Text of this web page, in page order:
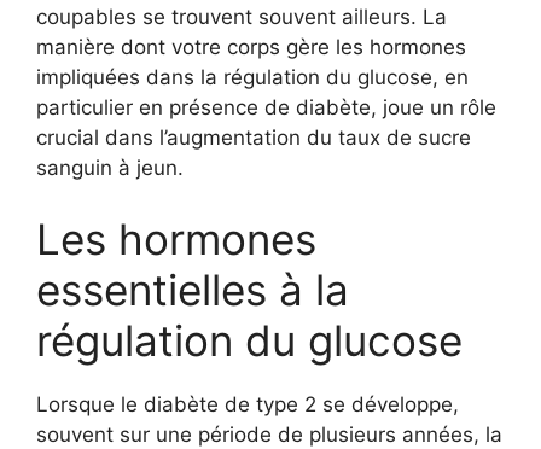
coupables se trouvent souvent ailleurs. La
manière dont votre corps gère les hormones
impliquées dans la régulation du glucose, en
particulier en présence de diabète, joue un rôle
crucial dans l’augmentation du taux de sucre
sanguin à jeun.
Les hormones
essentielles à la
régulation du glucose
Lorsque le diabète de type 2 se développe,
souvent sur une période de plusieurs années, la